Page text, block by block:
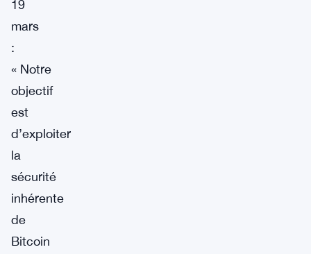
19
mars
:
« Notre
objectif
est
d’exploiter
la
sécurité
inhérente
de
Bitcoin